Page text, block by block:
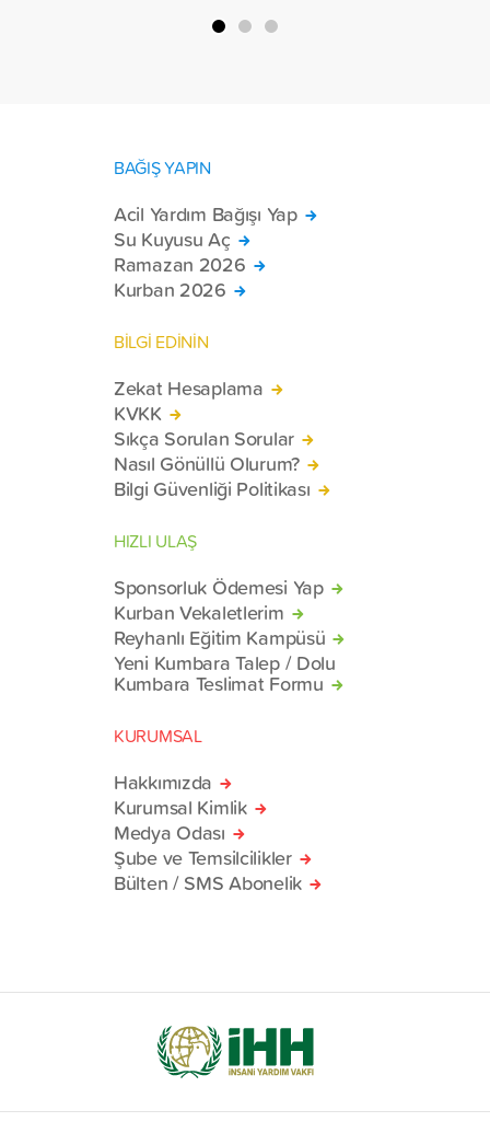
BAĞIŞ YAPIN
Acil Yardım Bağışı Yap
Su Kuyusu Aç
Ramazan 2026
Kurban 2026
BİLGİ EDİNİN
Zekat Hesaplama
KVKK
Sıkça Sorulan Sorular
Nasıl Gönüllü Olurum?
Bilgi Güvenliği Politikası
HIZLI ULAŞ
Sponsorluk Ödemesi Yap
Kurban Vekaletlerim
Reyhanlı Eğitim Kampüsü
Yeni Kumbara Talep / Dolu
Kumbara Teslimat Formu
KURUMSAL
Hakkımızda
Kurumsal Kimlik
Medya Odası
Şube ve Temsilcilikler
Bülten / SMS Abonelik